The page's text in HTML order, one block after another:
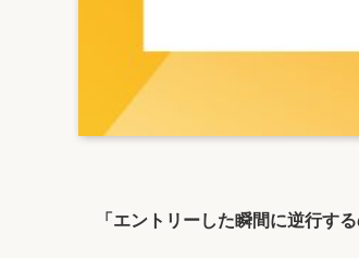
「エントリーした瞬間に逆行す